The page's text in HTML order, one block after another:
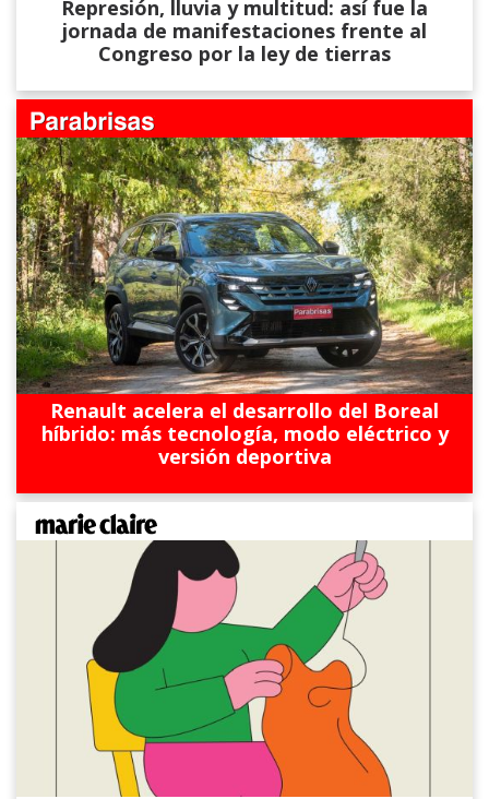
Represión, lluvia y multitud: así fue la
jornada de manifestaciones frente al
Congreso por la ley de tierras
Renault acelera el desarrollo del Boreal
híbrido: más tecnología, modo eléctrico y
versión deportiva